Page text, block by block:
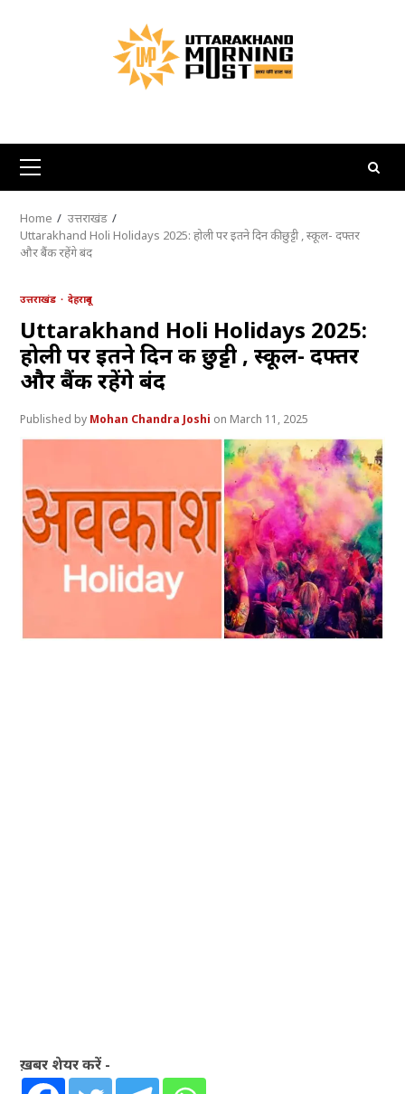
Primary
Menu
Home
उत्तराखंड
Uttarakhand Holi Holidays 2025: होली पर इतने दिन की छुट्टी , स्कूल- दफ्तर
और बैंक रहेंगे बंद
उत्तराखंड देहरादून
Uttarakhand Holi Holidays 2025:
होली पर इतने दिन की छुट्टी , स्कूल- दफ्तर
और बैंक रहेंगे बंद
Mohan Chandra Joshi March 11, 2025
ख़बर शेयर करें -